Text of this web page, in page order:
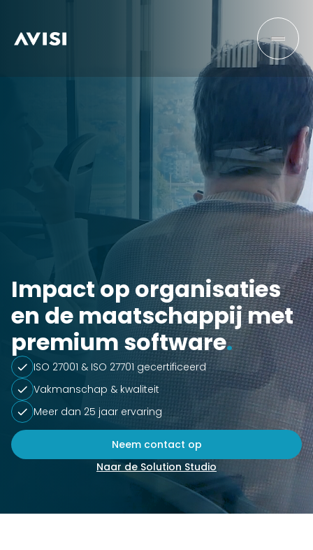
Impact op organisaties
en de maatschappij met
premium software.
ISO 27001 & ISO 27701 gecertificeerd
Vakmanschap & kwaliteit
Meer dan 25 jaar ervaring
Neem contact op
Naar de Solution Studio